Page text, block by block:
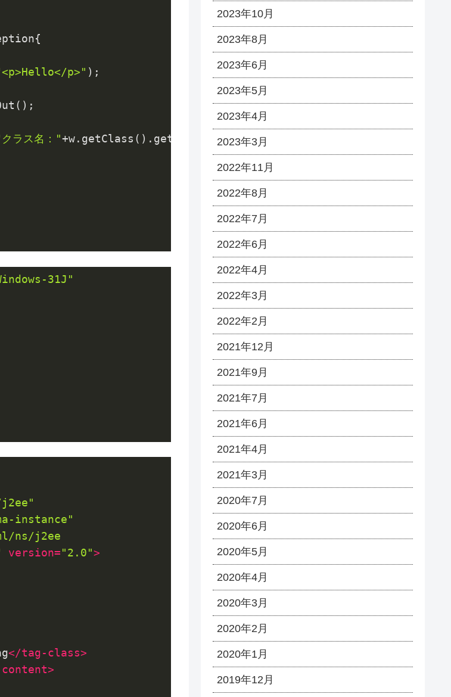
{
p>" );
ラス名："+w.getClass().getName());
31J"
instance"
ns/j2ee
version="2.0">
</tag-class>
content>
2023年10月
2023年8月
2023年6月
2023年5月
2023年4月
2023年3月
2022年11月
2022年8月
2022年7月
2022年6月
2022年4月
2022年3月
2022年2月
2021年12月
2021年9月
2021年7月
2021年6月
2021年4月
2021年3月
2020年7月
2020年6月
2020年5月
2020年4月
2020年3月
2020年2月
2020年1月
2019年12月